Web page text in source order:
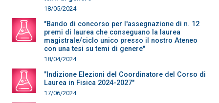
18/05/2024
"Bando di concorso per l'assegnazione di n. 12
premi di laurea che conseguano la laurea
magistrale/ciclo unico presso il nostro Ateneo
con una tesi su temi di genere"
18/04/2024
"Indizione Elezioni del Coordinatore del Corso di
Laurea in Fisica 2024-2027"
17/06/2024